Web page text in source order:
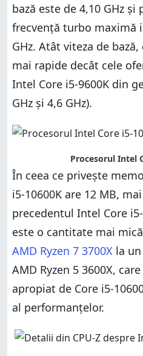
bază este de 4,10 GHz
frecvență turbo maximă
GHz. Atât viteza de
mai rapide decât cele
Intel Core i5-9600K din
GHz și 4,6 GHz).
Procesorul Intel
În ceea ce privește
i5-10600K are 12 MB,
precedentul Intel Core
este o cantitate mai
AMD Ryzen 7 3700X la
AMD Ryzen 5 3600X,
apropiat de Core i5-
al performanțelor.